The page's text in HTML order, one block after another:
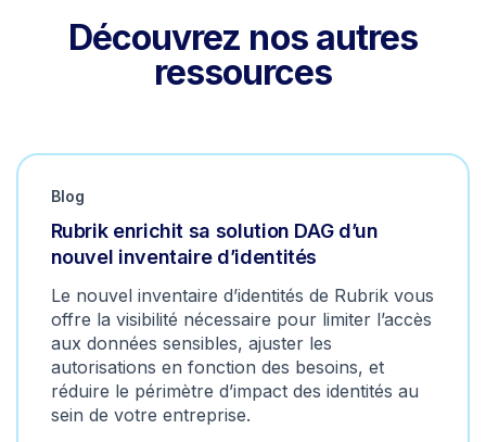
Découvrez nos autres
ressources
Blog
Rubrik enrichit sa solution DAG d’un
nouvel inventaire d’identités
Le nouvel inventaire d’identités de Rubrik vous
offre la visibilité nécessaire pour limiter l’accès
aux données sensibles, ajuster les
autorisations en fonction des besoins, et
réduire le périmètre d’impact des identités au
sein de votre entreprise.